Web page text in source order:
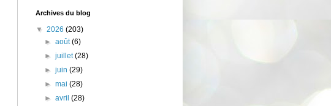
Archives du blog
▼ 2026 (203)
►août(6)
►juillet(28)
►juin(29)
►mai(28)
►avril(28)